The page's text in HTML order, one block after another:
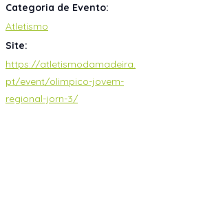
Categoria de Evento:
Atletismo
Site:
https://atletismodamadeira.
pt/event/olimpico-jovem-
regional-jorn-3/